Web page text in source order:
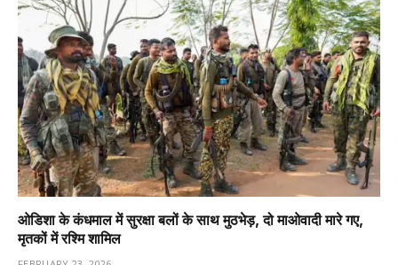
ओडिशा के कंधमाल में सुरक्षा बलों के साथ मुठभेड़, दो माओवादी मारे गए,
मृतकों में रश्मि शामिल